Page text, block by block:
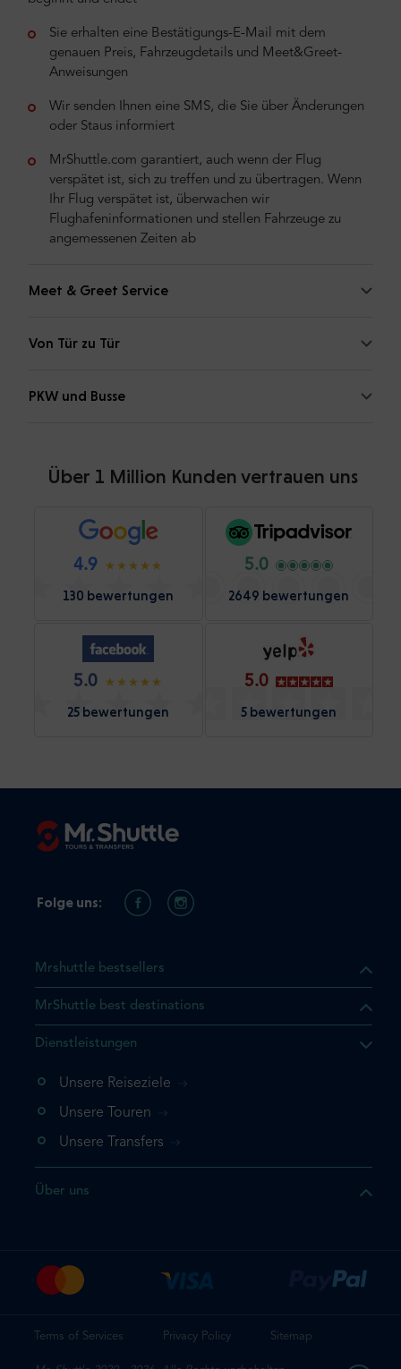
Sie erhalten eine Bestätigungs-E-Mail mit dem
genauen Preis, Fahrzeugdetails und Meet&Greet-
Anweisungen
Wir senden Ihnen eine SMS, die Sie über Änderungen
oder Staus informiert
MrShuttle.com garantiert, auch wenn der Flug
verspätet ist, sich zu treffen und zu übertragen. Wenn
Ihr Flug verspätet ist, überwachen wir
Flughafeninformationen und stellen Fahrzeuge zu
angemessenen Zeiten ab
Meet & Greet Service
Von Tür zu Tür
PKW und Busse
Über 1 Million Kunden vertrauen uns
4.9
130 bewertungen
5.0
2649 bewertungen
5.0
25 bewertungen
5.0
5 bewertungen
dass sich das Produkt, das
Warenkorb befindet.
einmal hinzufügen
ein weiteres Mal
Mrshuttle bestsellers
MrShuttle best destinations
Dienstleistungen
Unsere Reiseziele
Unsere Touren
Unsere Transfers
Über uns
Folge uns:
Terms of Services Privacy Policy Sitemap